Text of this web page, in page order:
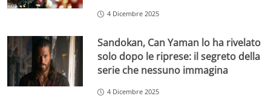
4 Dicembre 2025
Sandokan, Can Yaman lo ha rivelato
solo dopo le riprese: il segreto della
serie che nessuno immagina
4 Dicembre 2025